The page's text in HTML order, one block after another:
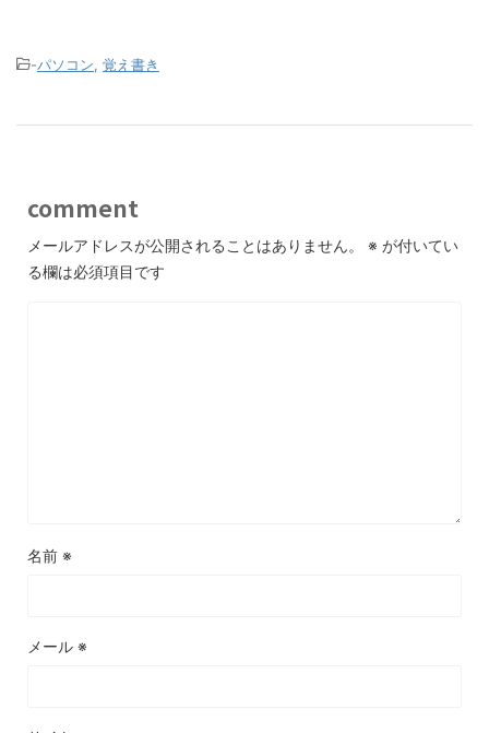
-パソコン 覚え書き
comment
メールアドレスが公開されることはありません。 ※ が付いてい
る欄は必須項目です
名前 ※
メール ※